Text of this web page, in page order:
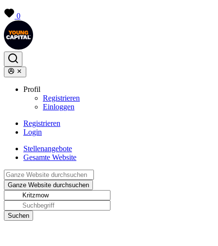
0
Profil
Registrieren
Einloggen
Registrieren
Login
Stellenangebote
Gesamte Website